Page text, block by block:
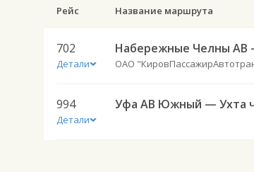
Рейс Название маршрута
702
Детали
Набережные Челны АВ
ОАО
994
Детали